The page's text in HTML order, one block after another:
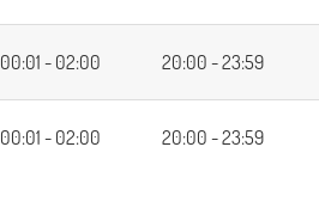
00:01 - 02:00 20:00 - 23:59
00:01 - 02:00 20:00 - 23:59